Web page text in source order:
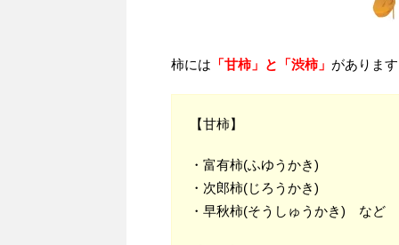
柿には 「甘柿」と「渋柿」 がありま
【甘柿】
・富有柿(ふゆうかき)
・次郎柿(じろうかき)
・早秋柿(そうしゅうかき) など